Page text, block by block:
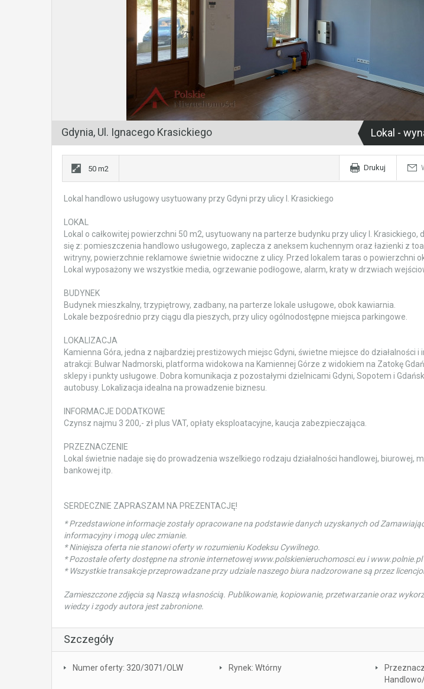
Gdynia, Ul. Ignacego Krasickiego Lokal -
50 m2 Drukuj
Lokal handlowo usługowy usytuowany przy Gdyni przy ulicy I. Krasickiego
LOKAL
Lokal o całkowitej powierzchni 50 m2, usytuowany na parterze budynku przy ulicy I. Krasickiego,
się z: pomieszczenia handlowo usługowego, zaplecza z aneksem kuchennym oraz łazienki z
witryny, powierzchnie reklamowe świetnie widoczne z ulicy. Przed lokalem taras o powierzchni
Lokal wyposażony we wszystkie media, ogrzewanie podłogowe, alarm, kraty w drzwiach
BUDYNEK
Budynek mieszkalny, trzypiętrowy, zadbany, na parterze lokale usługowe, obok kawiarnia.
Lokale bezpośrednio przy ciągu dla pieszych, przy ulicy ogólnodostępne miejsca parkingowe.
LOKALIZACJA
Kamienna Góra, jedna z najbardziej prestiżowych miejsc Gdyni, świetne miejsce do działalności i
atrakcji: Bulwar Nadmorski, platforma widokowa na Kamiennej Górze z widokiem na Zatokę
sklepy i punkty usługowe. Dobra komunikacja z pozostałymi dzielnicami Gdyni, Sopotem i
autobusy. Lokalizacja idealna na prowadzenie biznesu.
INFORMACJE DODATKOWE
Czynsz najmu 3 200,- zł plus VAT, opłaty eksploatacyjne, kaucja zabezpieczająca.
PRZEZNACZENIE
Lokal świetnie nadaje się do prowadzenia wszelkiego rodzaju działalności handlowej, biurowej,
bankowej itp.
SERDECZNIE ZAPRASZAM NA PREZENTACJĘ!
* Przedstawione informacje zostały opracowane na podstawie danych uzyskanych od
informacyjny i mogą ulec zmianie.
* Niniejsza oferta nie stanowi oferty w rozumieniu Kodeksu Cywilnego.
* Pozostałe oferty dostępne na stronie internetowej www.polskienieruchomosci.eu i www.polnie.pl
* Wszystkie transakcje przeprowadzane przy udziale naszego biura nadzorowane są przez
Zamieszczone zdjęcia są Naszą własnością. Publikowanie, kopiowanie, przetwarzanie oraz
wiedzy i zgody autora jest zabronione.
Szczegóły
Numer oferty: 320/3071/OLW Rynek: Wtórny